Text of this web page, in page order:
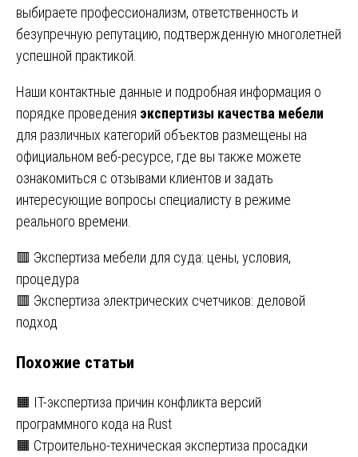
выбираете профессионализм, ответственность и
безупречную репутацию, подтвержденную многолетней
успешной практикой.
Наши контактные данные и подробная информация о
порядке проведения экспертизы качества мебели
для различных категорий объектов размещены на
официальном веб-ресурсе, где вы также можете
ознакомиться с отзывами клиентов и задать
интересующие вопросы специалисту в режиме
реального времени.
Навигация
по
записям
🟥 Экспертиза мебели для суда: цены, условия,
процедура
🟥 Экспертиза электрических счетчиков: деловой
подход
Похожие статьи
🟧 IT-экспертиза причин конфликта версий
программного кода на Rust
🟧 Строительно-техническая экспертиза просадки